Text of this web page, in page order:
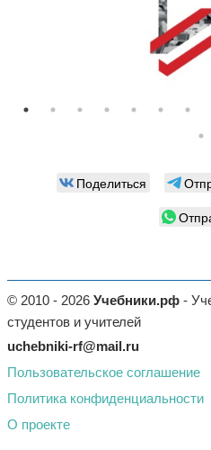
Поделиться
© 2010 - 2026 Учебники.рф -
студентов и учителей
uchebniki-rf@mail.ru
Пользовательское соглашение
Политика конфиденциальности
О проекте